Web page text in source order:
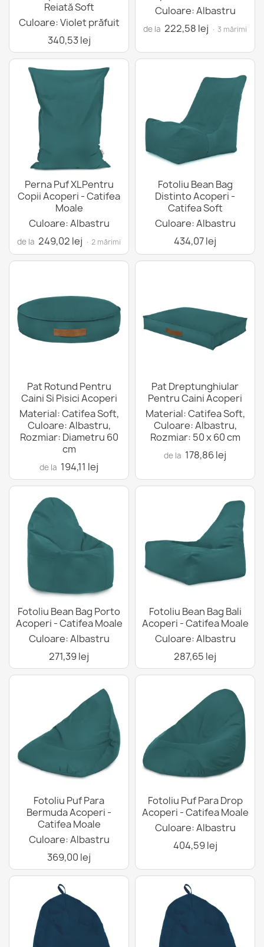
Reiată Soft
Culoare: Violet prăfuit
340,53 lej
Culoare: Albastru
de la 222,58 lej · 3 mărimi
Perna Puf XLPentru
Copii Acoperi - Catifea
Moale
Culoare: Albastru
de la 249,02 lej · 2 mărimi
Fotoliu Bean Bag
Distinto Acoperi -
Catifea Soft
Culoare: Albastru
434,07 lej
Pat Rotund Pentru
Caini Si Pisici Acoperi
Material: Catifea Soft,
Culoare: Albastru,
Rozmiar: Diametru 60
cm
de la 194,11 lej
Pat Dreptunghiular
Pentru Caini Acoperi
Material: Catifea Soft,
Culoare: Albastru,
Rozmiar: 50 x 60 cm
de la 178,86 lej
Fotoliu Bean Bag Porto
Acoperi - Catifea Moale
Culoare: Albastru
271,39 lej
Fotoliu Bean Bag Bali
Acoperi - Catifea Moale
Culoare: Albastru
287,65 lej
Fotoliu Puf Para
Bermuda Acoperi -
Catifea Moale
Culoare: Albastru
369,00 lej
Fotoliu Puf Para Drop
Acoperi - Catifea Moale
Culoare: Albastru
404,59 lej